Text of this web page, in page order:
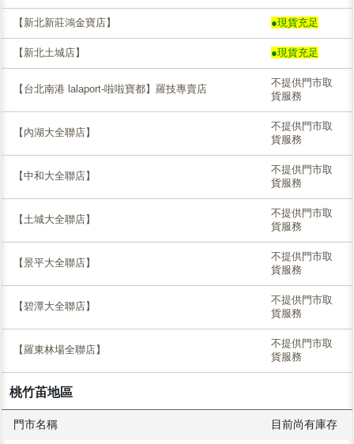
【新北新莊鴻金寶店】 ●現貨充足
【新北土城店】 ●現貨充足
【台北南港 lalaport-啦啦寶都】羅技專賣店
不提供門市取
貨服務
【內湖大全聯店】
不提供門市取
貨服務
【中和大全聯店】
不提供門市取
貨服務
【土城大全聯店】
不提供門市取
貨服務
【景平大全聯店】
不提供門市取
貨服務
【碧潭大全聯店】
不提供門市取
貨服務
【羅東林場全聯店】
不提供門市取
貨服務
桃竹苖地區
門市名稱 目前尚有庫存